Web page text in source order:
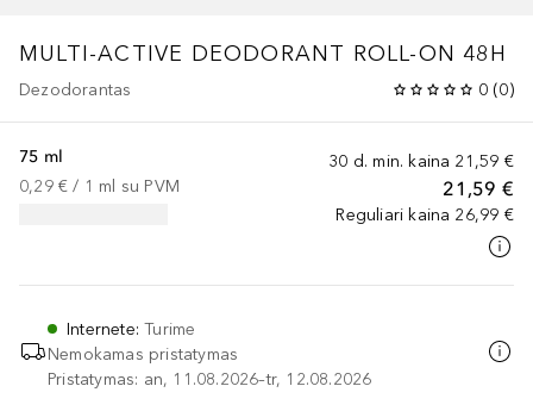
MULTI-ACTIVE DEODORANT ROLL-ON 48H
Dezodorantas 0 (0)
30 d. min. kaina 21,59 €
21,59 €
Reguliari kaina 26,99 €
75 ml
0,29 € / 1 ml su PVM
Internete:Turime
Nemokamas pristatymas
Pristatymas: an, 11.08.2026–tr, 12.08.2026